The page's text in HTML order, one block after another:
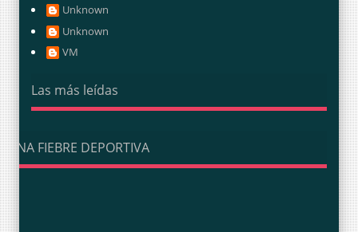
Unknown
Unknown
VM
Las más leídas
UNA FIEBRE DEPORTIVA